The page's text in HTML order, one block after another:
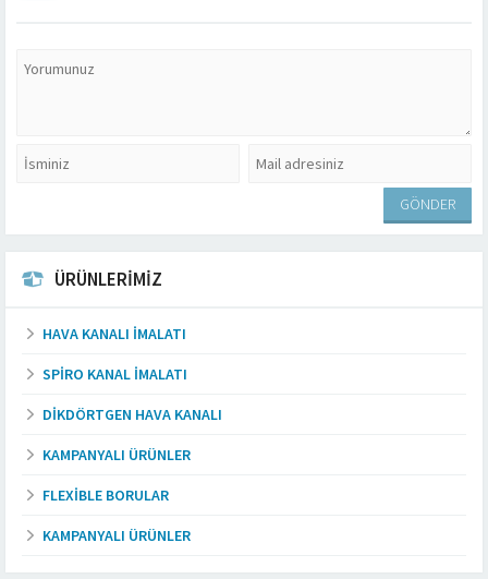
ÜRÜNLERİMİZ
HAVA KANALI İMALATI
SPIRO KANAL İMALATI
DIKDÖRTGEN HAVA KANALI
KAMPANYALI ÜRÜNLER
FLEXIBLE BORULAR
KAMPANYALI ÜRÜNLER